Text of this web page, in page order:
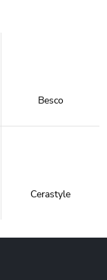
Besco
Cerastyle